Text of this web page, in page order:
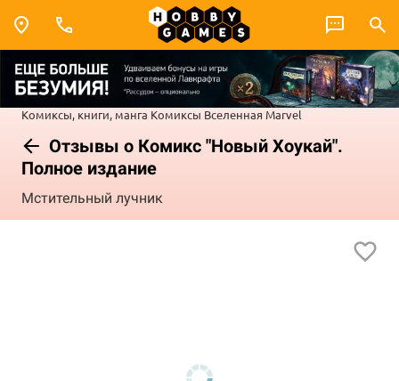
Комиксы, книги, манга Комиксы Вселенная Marvel
Отзывы о Комикс "Новый Хоукай".
Полное издание
Мстительный лучник